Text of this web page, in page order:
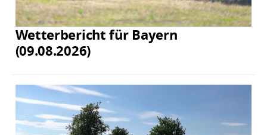
Wetterbericht für Bayern
(09.08.2026)